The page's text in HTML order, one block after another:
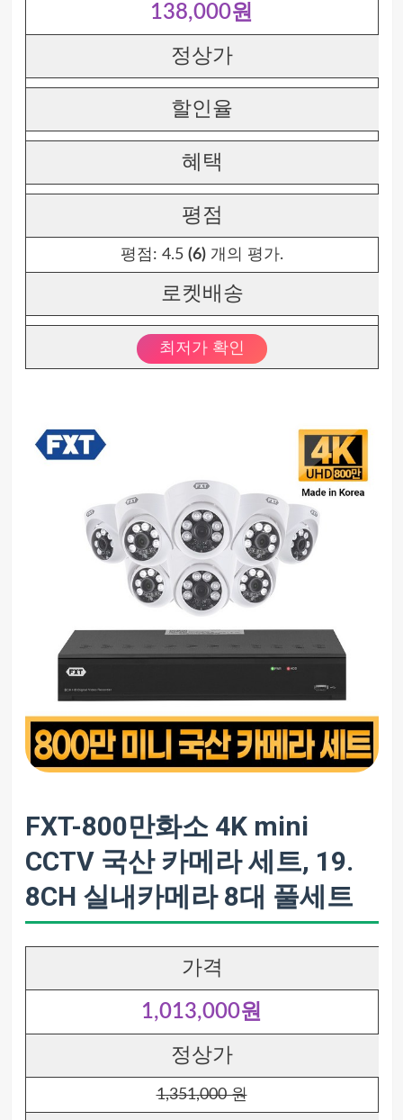
138,000원
정상가
할인율
혜택
평점
평점: 4.5 (6)개의 평가.
로켓배송
최저가 확인
FXT-800만화소 4K mini
CCTV 국산 카메라 세트, 19.
8CH 실내카메라 8대 풀세트
가격
1,013,000원
정상가
1,351,000 원